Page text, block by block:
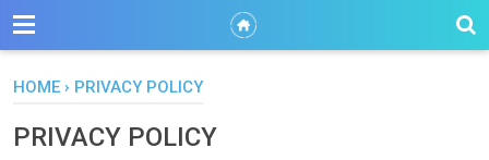
HOME › PRIVACY POLICY
PRIVACY POLICY